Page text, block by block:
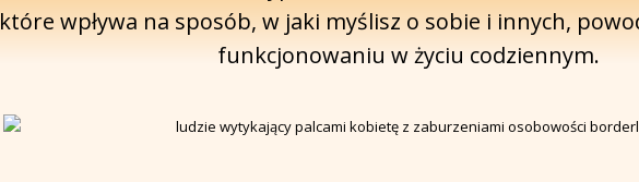
które wpływa na sposób, w jaki myślisz o sobie i innych,
funkcjonowaniu w życiu codziennym.